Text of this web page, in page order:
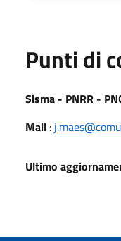
Punti di
Sisma - PNRR -
Mail :
Ultimo